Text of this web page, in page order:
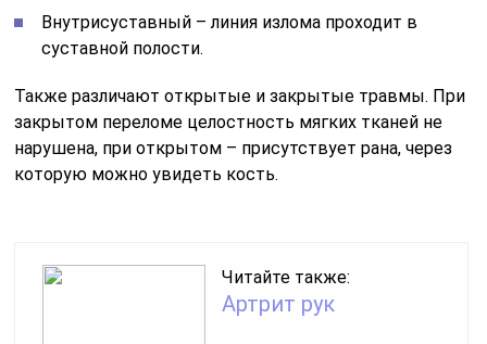
Внутрисуставный – линия излома проходит в
суставной полости.
Также различают открытые и закрытые травмы. При
закрытом переломе целостность мягких тканей не
нарушена, при открытом – присутствует рана, через
которую можно увидеть кость.
Читайте также:
Артрит рук